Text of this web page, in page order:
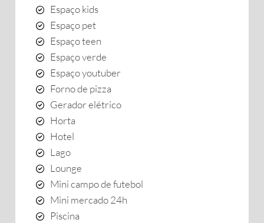
Espaço kids
Espaço pet
Espaço teen
Espaço verde
Espaço youtuber
Forno de pizza
Gerador elétrico
Horta
Hotel
Lago
Lounge
Mini campo de futebol
Mini mercado 24h
Piscina